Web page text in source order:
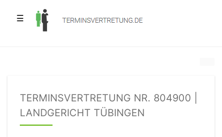
☰
TERMINSVERTRETUNG NR. 804900 |
LANDGERICHT TÜBINGEN